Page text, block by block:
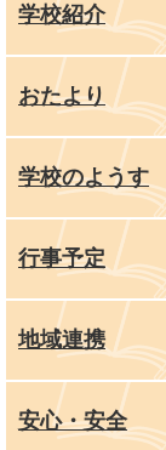
学校紹介
おたより
学校のようす
行事予定
地域連携
安心・安全